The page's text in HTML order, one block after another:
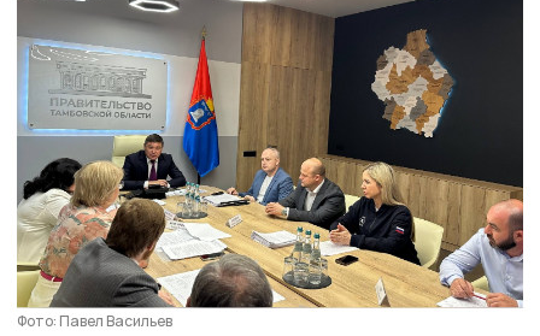
Фото: Павел Васильев